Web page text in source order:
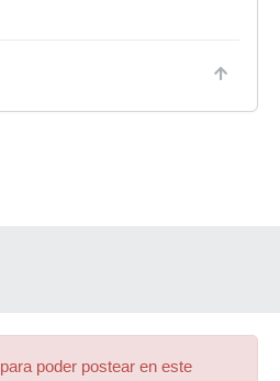
para poder postear en este